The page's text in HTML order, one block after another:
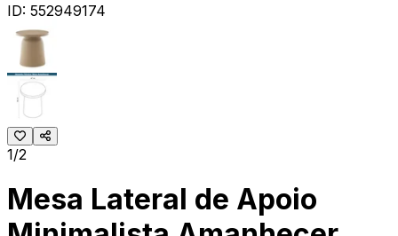
ID: 552949174
1/2
Mesa Lateral de Apoio